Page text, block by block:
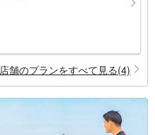
店舗のプランをすべて見る(4)